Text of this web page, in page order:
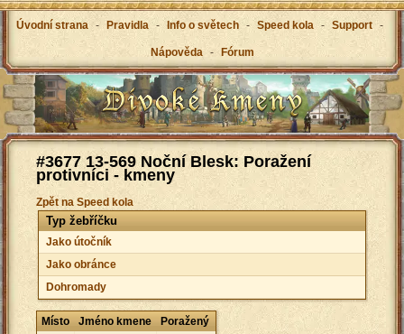
Úvodní strana - Pravidla - Info o světech - Speed kola - Support -
Nápověda - Fórum
#3677 13-569 Noční Blesk: Poražení
protivníci - kmeny
Zpět na Speed kola
Typ žebříčku
Jako útočník
Jako obránce
Dohromady
Místo Jméno kmene
Poražený